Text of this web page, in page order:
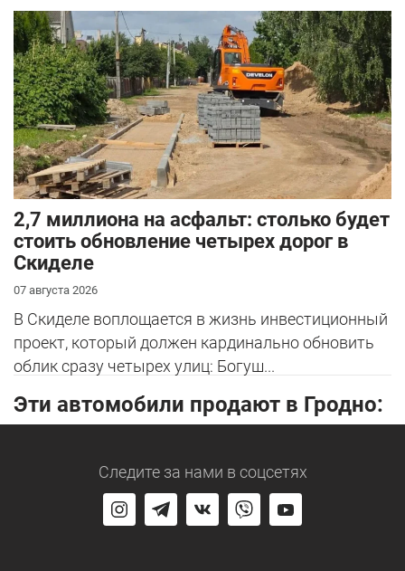
2,7 миллиона на асфальт: столько будет
стоить обновление четырех дорог в
Скиделе
07 августа 2026
В Скиделе воплощается в жизнь инвестиционный
проект, который должен кардинально обновить
облик сразу четырех улиц: Богуш...
Эти автомобили продают в Гродно:
Следите за нами в соцсетях